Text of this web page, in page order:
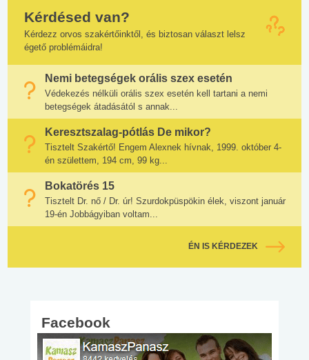
Kérdésed van?
Kérdezz orvos szakértőinktől, és biztosan választ lelsz
égető problémáidra!
Nemi betegségek orális szex esetén
Védekezés nélküli orális szex esetén kell tartani a nemi
betegségek átadásától s annak...
Keresztszalag-pótlás De mikor?
Tisztelt Szakértő! Engem Alexnek hívnak, 1999. október 4-
én születtem, 194 cm, 99 kg...
Bokatörés 15
Tisztelt Dr. nő / Dr. úr! Szurdokpüspökin élek, viszont január
19-én Jobbágyiban voltam...
ÉN IS KÉRDEZEK
Facebook